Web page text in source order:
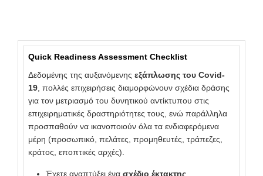
Quick Readiness Assessment Checklist
Δεδομένης της αυξανόμενης εξάπλωσης του Covid-
19 , πολλές επιχειρήσεις διαμορφώνουν σχέδια δράσης
για τον μετριασμό του δυνητικού αντίκτυπου στις
επιχειρηματικές δραστηριότητες τους, ενώ παράλληλα
προσπαθούν να ικανοποιούν όλα τα ενδιαφερόμενα
μέρη (προσωπικό, πελάτες, προμηθευτές, τράπεζες,
κράτος, εποπτικές αρχές).
Έχετε αναπτύξει ένα σχέδιο έκτακτης